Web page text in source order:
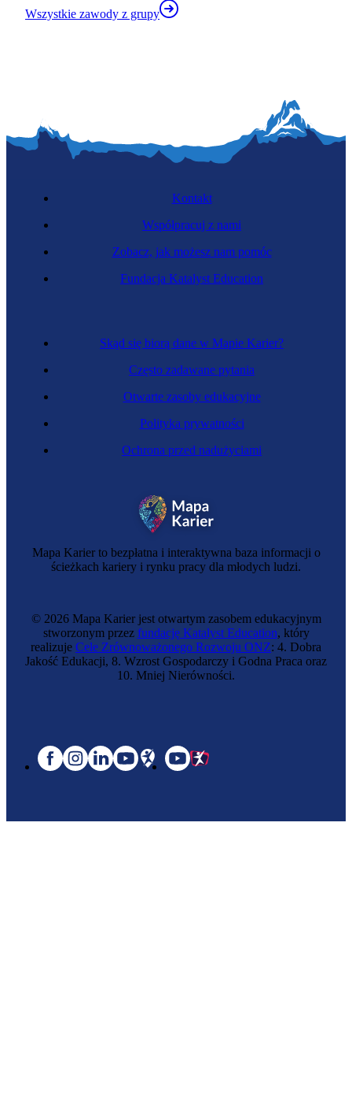
Wszystkie zawody z grupy
Mapa Karier to bezpłatna i interaktywna baza informacji o
ścieżkach kariery i rynku pracy dla młodych ludzi.
Skąd się biorą dane w Mapie Karier?
Często zadawane pytania
Otwarte zasoby edukacyjne
Polityka prywatności
Ochrona przed nadużyciami
Kontakt
Współpracuj z nami
Zobacz, jak możesz nam pomóc
Fundacja Katalyst Education
© 2026 Mapa Karier jest otwartym zasobem edukacyjnym
stworzonym przez fundację Katalyst Education, który
realizuje Cele Zrównoważonego Rozwoju ONZ: 4. Dobra
Jakość Edukacji, 8. Wzrost Gospodarczy i Godna Praca oraz
10. Mniej Nierówności.